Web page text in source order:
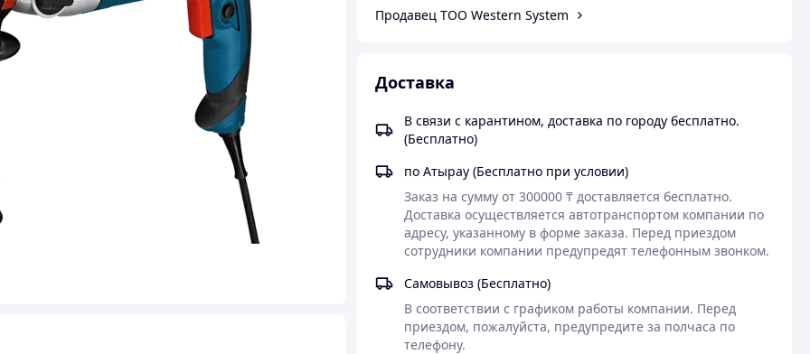
Продавец ТОО Western System
Доставка
В связи с карантином, доставка по городу бесплатно.
(Бесплатно)
по Атырау (Бесплатно при условии)
Заказ на сумму от 300000 ₸ доставляется бесплатно.
Доставка осуществляется автотранспортом компании по
адресу, указанному в форме заказа. Перед приездом
сотрудники компании предупредят телефонным звонком.
Самовывоз (Бесплатно)
В соответствии с графиком работы компании. Перед
приездом, пожалуйста, предупредите за полчаса по
телефону.